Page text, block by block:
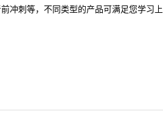
冲刺等，不同类型的产品可满足您学习